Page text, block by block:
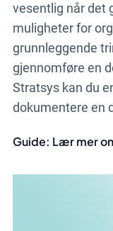
vesentlig når det
muligheter for
grunnleggende
gjennomføre en
Stratsys kan du
dokumentere en
Guide: Lær mer